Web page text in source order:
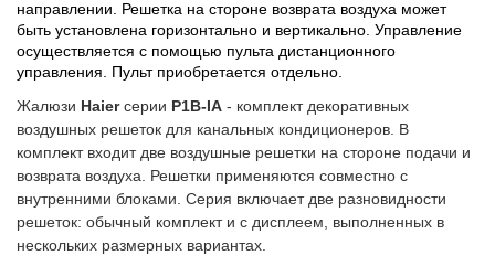
направлении. Решетка на стороне возврата воздуха может
быть установлена горизонтально и вертикально. Управление
осуществляется с помощью пульта дистанционного
управления. Пульт приобретается отдельно.
Жалюзи Haierсерии P1B-IA - комплект декоративных
воздушных решеток для канальных кондиционеров. В
комплект входит две воздушные решетки на стороне подачи и
возврата воздуха. Решетки применяются совместно с
внутренними блоками. Серия включает две разновидности
решеток: обычный комплект и с дисплеем, выполненных в
нескольких размерных вариантах.